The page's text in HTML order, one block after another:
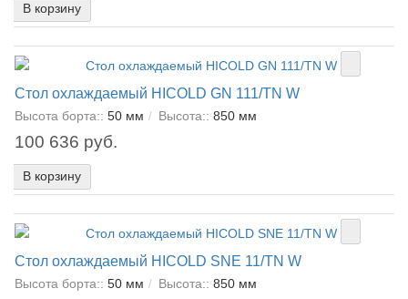
В корзину
Стол охлаждаемый HICOLD GN 111/TN W
Высота борта:: 50 мм Высота:: 850 мм
100 636 руб.
В корзину
Стол охлаждаемый HICOLD SNE 11/TN W
Высота борта:: 50 мм Высота:: 850 мм